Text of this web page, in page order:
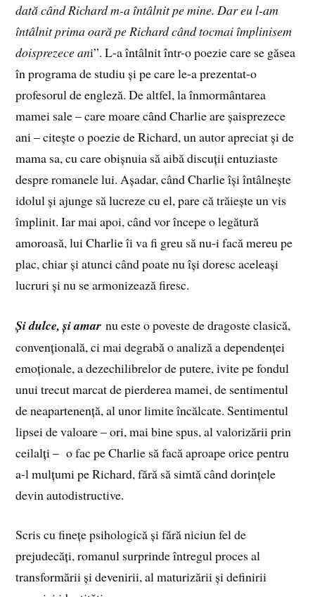
dată când Richard m-a întâlnit pe mine. Dar eu l-am
întâlnit prima oară pe Richard când tocmai împlinisem
doisprezece ani”. L-a întâlnit într-o poezie care se găsea
în programa de studiu și pe care le-a prezentat-o
profesorul de engleză. De altfel, la înmormântarea
mamei sale – care moare când Charlie are șaisprezece
ani – citește o poezie de Richard, un autor apreciat și de
mama sa, cu care obișnuia să aibă discuții entuziaste
despre romanele lui. Așadar, când Charlie își întâlnește
idolul și ajunge să lucreze cu el, pare că trăiește un vis
împlinit. Iar mai apoi, când vor începe o legătură
amoroasă, lui Charlie îi va fi greu să nu-i facă mereu pe
plac, chiar și atunci când poate nu își doresc aceleași
lucruri și nu se armonizează firesc.
Și dulce, și amar nu este o poveste de dragoste clasică,
convențională, ci mai degrabă o analiză a dependenței
emoționale, a dezechilibrelor de putere, ivite pe fondul
unui trecut marcat de pierderea mamei, de sentimentul
de neapartenență, al unor limite încălcate. Sentimentul
lipsei de valoare – ori, mai bine spus, al valorizării prin
ceilalți – o fac pe Charlie să facă aproape orice pentru
a-l mulțumi pe Richard, fără să simtă când dorințele
devin autodistructive.
Scris cu finețe psihologică și fără niciun fel de
prejudecăți, romanul surprinde întregul proces al
transformării și devenirii, al maturizării și definirii